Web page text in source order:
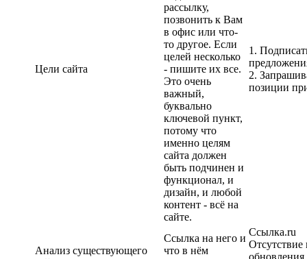
Цели сайта
рассылку,
позвонить к Вам
в офис или что-
то другое. Если
целей несколько
- пишите их все.
Это очень
важный,
буквально
ключевой пункт,
потому что
именно целям
сайта должен
быть подчинен и
функционал, и
дизайн, и любой
контент - всё на
сайте.
1.
2.
позиции
Анализ существующего
Ссылка на него и
что в нём
Ссылка.ru
Отсутствие